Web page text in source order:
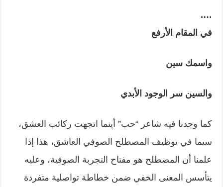
….
في المقام الأرفع
واسمك سين
والسين سر الوجود الأبدي
كما وجدنا فيه شاعر “حب” أينما اتجهت ركائب العشق،
سيما في توظيف المصطلح الصوفي العاشق، هذا إذا
علمنا أن المصطلح هو مفتاح التجربة الصوفية، وعليه
يتأسس المعنى الخفي ضمن خطاطة تواصلية متفردة